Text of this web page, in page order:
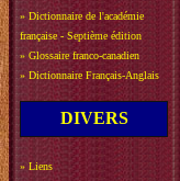
» Dictionnaire de l'académie
française - Septième édition
» Glossaire franco-canadien
» Dictionnaire Français-Anglais
DIVERS
» Liens